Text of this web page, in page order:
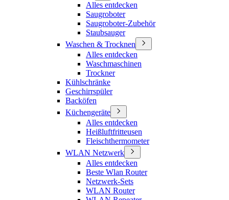
Alles entdecken
Saugroboter
Saugroboter-Zubehör
Staubsauger
Waschen & Trocknen
Alles entdecken
Waschmaschinen
Trockner
Kühlschränke
Geschirrspüler
Backöfen
Küchengeräte
Alles entdecken
Heißluftfritteusen
Fleischthermometer
WLAN Netzwerk
Alles entdecken
Beste Wlan Router
Netzwerk-Sets
WLAN Router